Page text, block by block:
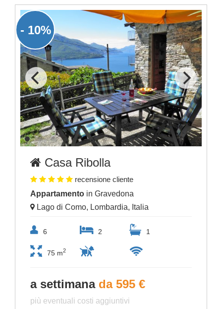
- 10%
Casa Ribolla
recensione cliente
Appartamento in Gravedona
Lago di Como, Lombardia, Italia
6 2 1
75 m2
a settimana da 595 €
più eventuali costi aggiuntivi